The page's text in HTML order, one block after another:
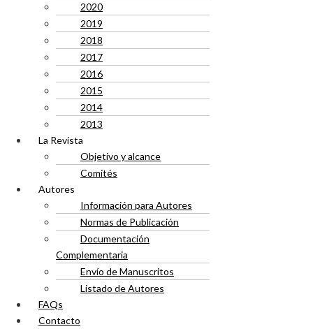
2020
2019
2018
2017
2016
2015
2014
2013
La Revista
Objetivo y alcance
Comités
Autores
Información para Autores
Normas de Publicación
Documentación
Complementaria
Envío de Manuscritos
Listado de Autores
FAQs
Contacto